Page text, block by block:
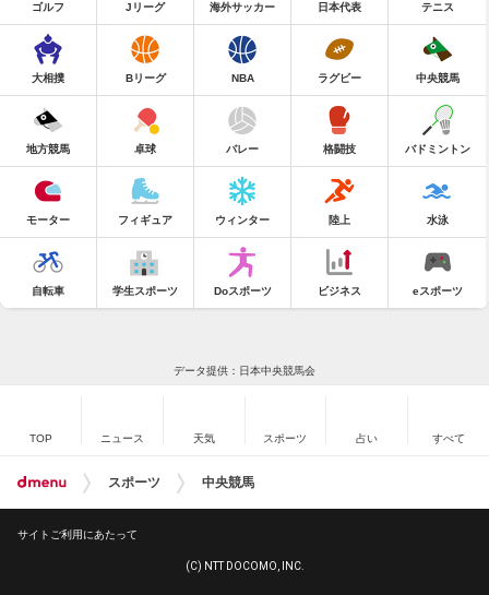
ゴルフ Jリーグ 海外サッカー 日本代表 テニス
大相撲 Bリーグ NBA ラグビー 中央競馬
地方競馬 卓球 バレー 格闘技 バドミントン
モーター フィギュア ウィンター 陸上 水泳
自転車 学生スポーツ Doスポーツ ビジネス eスポーツ
データ提供：日本中央競馬会
TOP ニュース 天気 スポーツ 占い すべて
スポーツ 中央競馬
サイトご利用にあたって
(C) NTT DOCOMO, INC.